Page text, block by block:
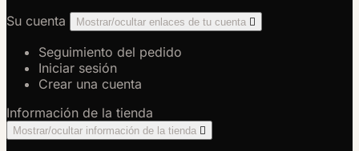
Su cuenta
Mostrar/ocultar enlaces de tu cuenta 
Seguimiento del pedido
Iniciar sesión
Crear una cuenta
Información de la tienda
Mostrar/ocultar información de la tienda 